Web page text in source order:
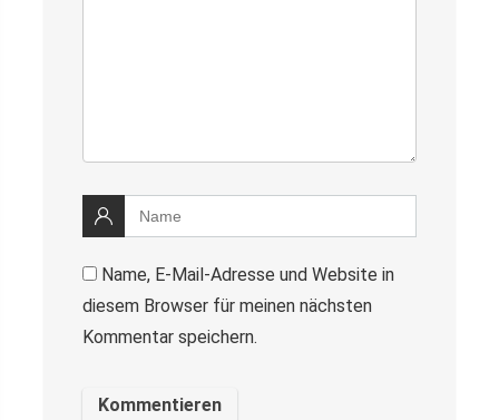
Name, E-Mail-Adresse und Website in
diesem Browser für meinen nächsten
Kommentar speichern.